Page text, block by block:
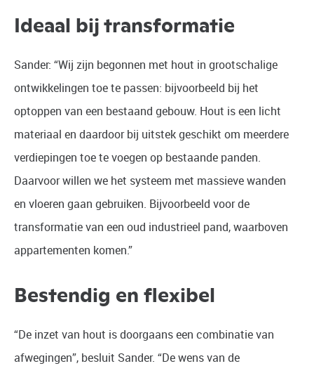
Ideaal bij transformatie
Sander: “Wij zijn begonnen met hout in grootschalige
ontwikkelingen toe te passen: bijvoorbeeld bij het
optoppen van een bestaand gebouw. Hout is een licht
materiaal en daardoor bij uitstek geschikt om meerdere
verdiepingen toe te voegen op bestaande panden.
Daarvoor willen we het systeem met massieve wanden
en vloeren gaan gebruiken. Bijvoorbeeld voor de
transformatie van een oud industrieel pand, waarboven
appartementen komen.”
Bestendig en flexibel
“De inzet van hout is doorgaans een combinatie van
afwegingen”, besluit Sander. “De wens van de